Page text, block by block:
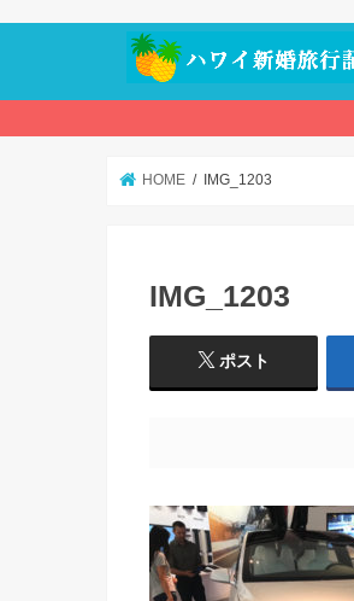
HOME IMG_1203
IMG_1203
ポスト